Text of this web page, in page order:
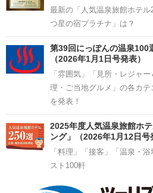
最新の「人気温泉旅館ホテ
つ星の宿プラチナ」は？
第39回にっぽんの温泉100
（2026年1月1日号発表）
「雰囲気」「見所・レジャ
理・ご当地グルメ」の各カ
を発表！
2025年度人気温泉旅館ホ
ング」（2026年1月12日号
「料理」「接客」「温泉・
スト100軒